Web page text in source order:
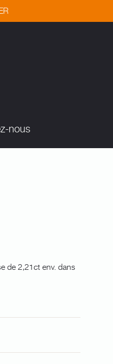
nous
de 2,21ct env. dans